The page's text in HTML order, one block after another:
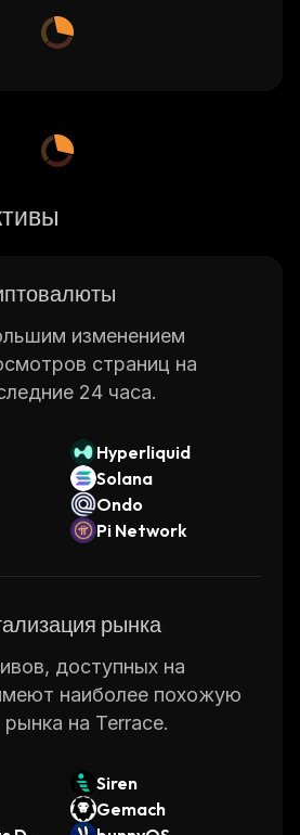
изменением
страниц на
24 часа.
Hyperliquid
Solana
Ondo
Pi Network
рынка
доступных на
наиболее похожую
на Terrace.
Siren
Gemach